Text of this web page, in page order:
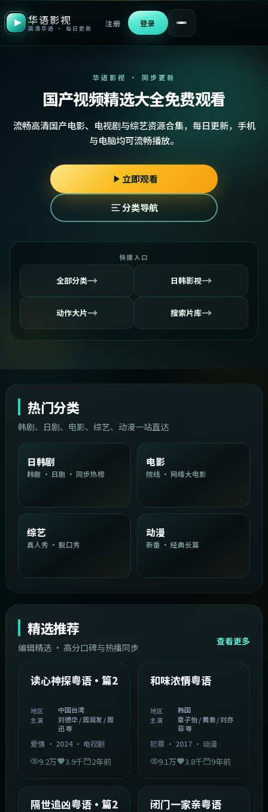
华语影视
高清华语 · 每日更新
注册 登录
华语影视 · 同步更新
国产视频精选大全免费观看
流畅高清国产电影、电视剧与综艺资源合集，每日更新，手机
与电脑均可流畅播放。
立即观看
分类导航
快捷入口
全部分类→ 日韩影视→
动作大片→ 搜索片库→
热门分类
韩剧、日剧、电影、综艺、动漫一站直达
日韩剧
韩剧 · 日剧 · 同步热榜
电影
院线 · 网络大电影
综艺
真人秀 · 脱口秀
动漫
新番 · 经典长篇
精选推荐
编辑精选 · 高分口碑与热播同步
查看更多
精选
中国台湾 1:54:36
读心神探粤语·篇2
地区 中国台湾
主演
刘德华 / 周润发 / 周
迅 等
爱情· 2024· 电视剧
9.2万 3.9千 2年前
精选
2:08:51
和味浓情粤语
地区 韩国
主演
章子怡 / 黄渤 / 刘亦
菲 等
犯罪· 2017· 动漫
9.1万 3.8千 9年前
精选
隔世追凶粤语·篇2 精选
闭门一家亲粤语